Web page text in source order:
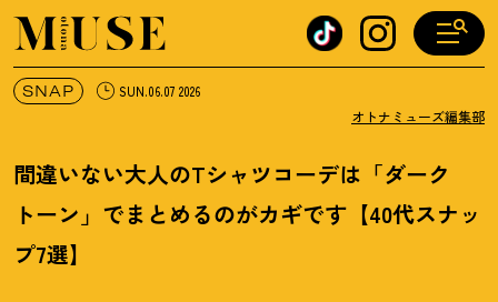
オトナミューズ ウェブ
SNAP SUN.06.07 2026
オトナミューズ編集部
間違いない大人のTシャツコーデは「ダーク
トーン」でまとめるのがカギです【40代スナッ
プ7選】